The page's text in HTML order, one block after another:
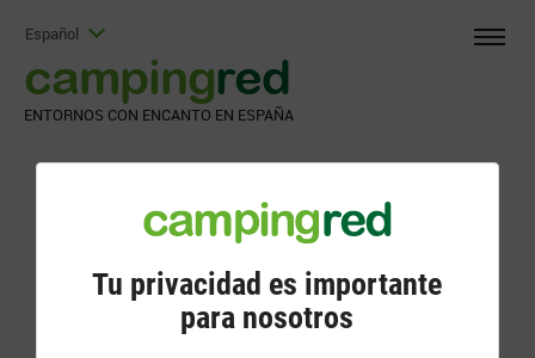
Español
campingred
ENTORNOS CON ENCANTO EN ESPAÑA
Tu privacidad es importante
para nosotros